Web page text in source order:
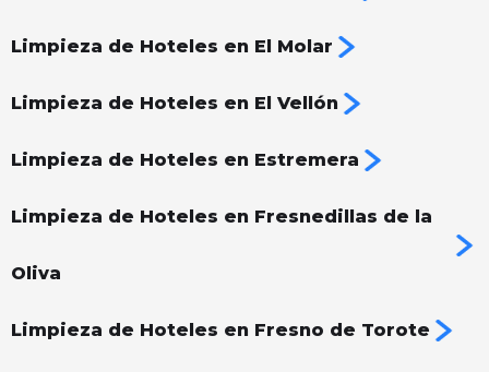
Limpieza de Hoteles en El Molar
Limpieza de Hoteles en El Vellón
Limpieza de Hoteles en Estremera
Limpieza de Hoteles en Fresnedillas de la
Oliva
Limpieza de Hoteles en Fresno de Torote